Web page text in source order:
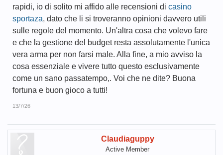
rapidi, io di solito mi affido alle recensioni di casino
sportaza, dato che li si troveranno opinioni davvero utili
sulle regole del momento. Un'altra cosa che volevo fare
e che la gestione del budget resta assolutamente l'unica
vera arma per non farsi male. Alla fine, a mio avviso la
cosa essenziale e vivere tutto questo esclusivamente
come un sano passatempo,. Voi che ne dite? Buona
fortuna e buon gioco a tutti!
13/7/26
Claudiaguppy
Active Member